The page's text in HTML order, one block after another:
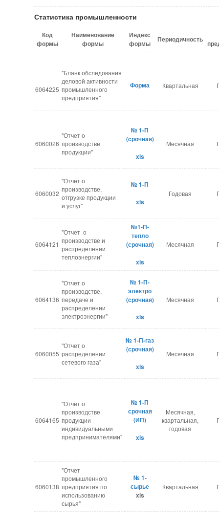
Статистика промышленности
Код
формы
Наименование
формы
Индекс
формы
Периодичность
6064225
"Бланк обследования
деловой активности
промышленного
предприятия"
Форма Квартальная
6060026
"Отчет о
производстве
продукции"
№ 1-П
(срочная)
xls
Месячная
6060032
"Отчет о
производстве,
отгрузке продукции
и услуг"
№ 1-П
xls
Годовая
6064121
"Отчет о
производстве и
распределении
теплоэнергии"
№1-П-
тепло
(срочная)
xls
Месячная
6064136
"Отчет о
производстве,
передаче и
распределении
электроэнергии"
№ 1-П-
электро
(срочная)
xls
Месячная
6060055
"Отчет о
распределении
сетевого газа"
№ 1-П-газ
(срочная)
xls
Месячная
6064165
"Отчет о
производстве
продукции
индивидуальными
предпринимателями"
№ 1-П
срочная
(ИП)
xls
Месячная,
квартальная,
годовая
6060138
"Отчет
промышленного
предприятия по
использованию
сырья"
№ 1-
сырье
xls
Квартальная